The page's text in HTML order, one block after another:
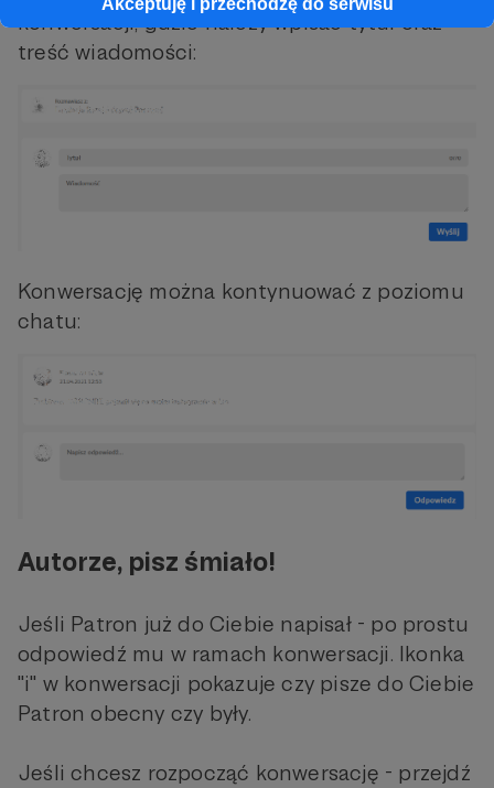
Akceptuję i przechodzę do serwisu
konwersacji, gdzie należy wpisać tytuł oraz
treść wiadomości:
Konwersację można kontynuować z poziomu
chatu:
Autorze, pisz śmiało!
Jeśli Patron już do Ciebie napisał - po prostu
odpowiedź mu w ramach konwersacji. Ikonka
"i" w konwersacji pokazuje czy pisze do Ciebie
Patron obecny czy były.
Jeśli chcesz rozpocząć konwersację - przejdź